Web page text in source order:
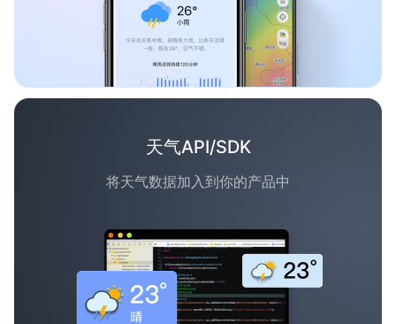
天气API/SDK
将天气数据加入到你的产品中